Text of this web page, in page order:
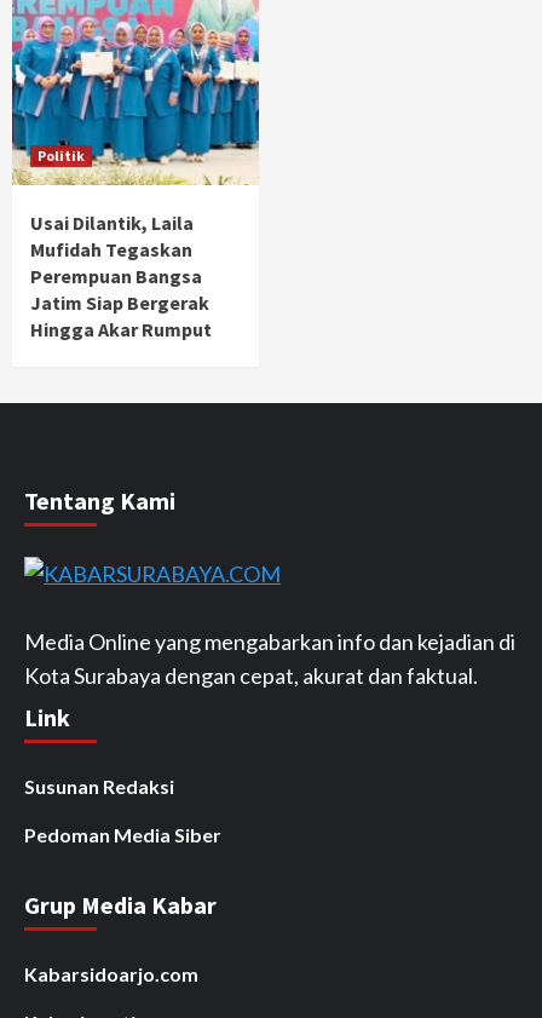
Politik
Usai Dilantik, Laila
Mufidah Tegaskan
Perempuan Bangsa
Jatim Siap Bergerak
Hingga Akar Rumput
Tentang Kami
Media Online yang mengabarkan info dan kejadian di
Kota Surabaya dengan cepat, akurat dan faktual.
Link
Susunan Redaksi
Pedoman Media Siber
Grup Media Kabar
Kabarsidoarjo.com